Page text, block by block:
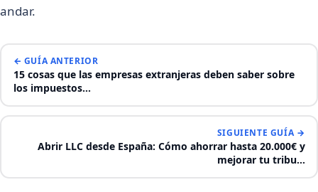
andar.
← GUÍA ANTERIOR
15 cosas que las empresas extranjeras deben saber sobre
los impuestos…
SIGUIENTE GUÍA →
Abrir LLC desde España: Cómo ahorrar hasta 20.000€ y
mejorar tu tribu…